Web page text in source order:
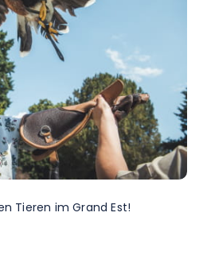
Tieren im Grand Est!